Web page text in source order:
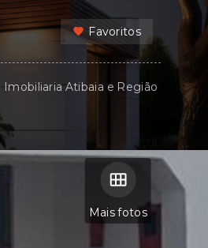
Favoritos
Atibaia e Região
Mais fotos